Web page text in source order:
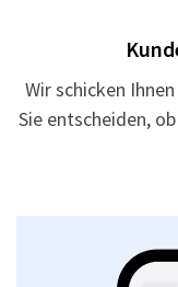
Wir schicken
Sie entscheiden,